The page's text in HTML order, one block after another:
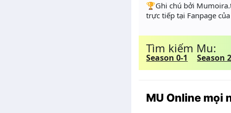
️🏆Ghi chú bởi
trực tiếp tại Fanpage của
Tìm kiếm Mu:
Season 0-1 Season 2
MU Online mọi